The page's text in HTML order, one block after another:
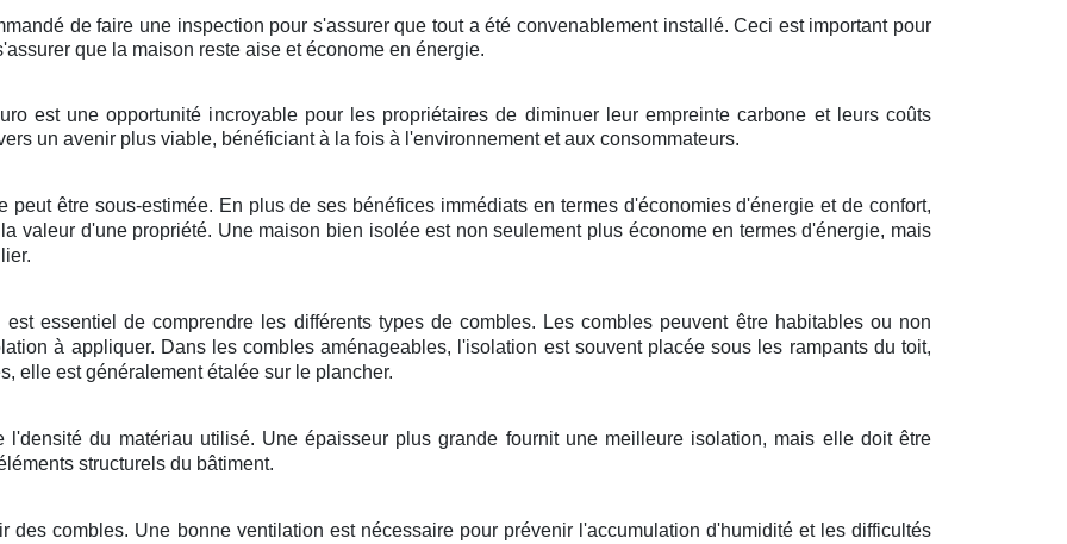
de faire une inspection pour s'assurer que tout a été convenablement installé. Ceci est important pour
que la maison reste aise et économe en énergie.
est une opportunité incroyable pour les propriétaires de diminuer leur empreinte carbone et leurs coûts
un avenir plus viable, bénéficiant à la fois à l'environnement et aux consommateurs.
être sous-estimée. En plus de ses bénéfices immédiats en termes d'économies d'énergie et de confort,
valeur d'une propriété. Une maison bien isolée est non seulement plus économe en termes d'énergie, mais
essentiel de comprendre les différents types de combles. Les combles peuvent être habitables ou non
à appliquer. Dans les combles aménageables, l'isolation est souvent placée sous les rampants du toit,
elle est généralement étalée sur le plancher.
du matériau utilisé. Une épaisseur plus grande fournit une meilleure isolation, mais elle doit être
structurels du bâtiment.
des combles. Une bonne ventilation est nécessaire pour prévenir l'accumulation d'humidité et les difficultés